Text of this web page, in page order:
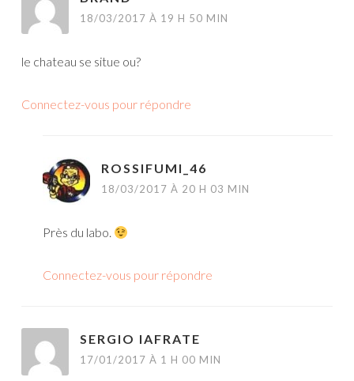
18/03/2017 À 19 H 50 MIN
le chateau se situe ou?
Connectez-vous pour répondre
ROSSIFUMI_46
18/03/2017 À 20 H 03 MIN
Près du labo.
Connectez-vous pour répondre
SERGIO IAFRATE
17/01/2017 À 1 H 00 MIN